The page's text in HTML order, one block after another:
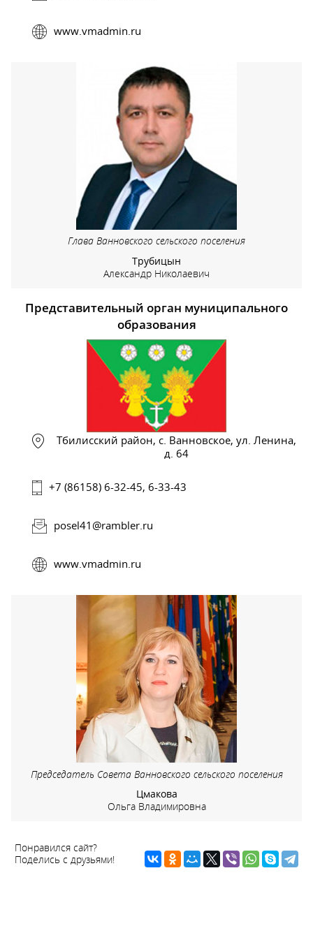
www.vmadmin.ru
Глава Ванновского сельского поселения
Трубицын
Александр Николаевич
Представительный орган муниципального
образования
Тбилисский район, с. Ванновское, ул. Ленина,
д. 64
+7 (86158) 6-32-45, 6-33-43
posel41@rambler.ru
www.vmadmin.ru
Председатель Совета Ванновского сельского поселения
Цмакова
Ольга Владимировна
Понравился сайт?
Поделись с друзьями!